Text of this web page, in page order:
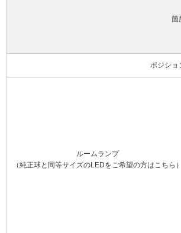
箇
ポジショ
ルームランプ
（純正球と同等サイズのLEDをご希望の方はこちら）